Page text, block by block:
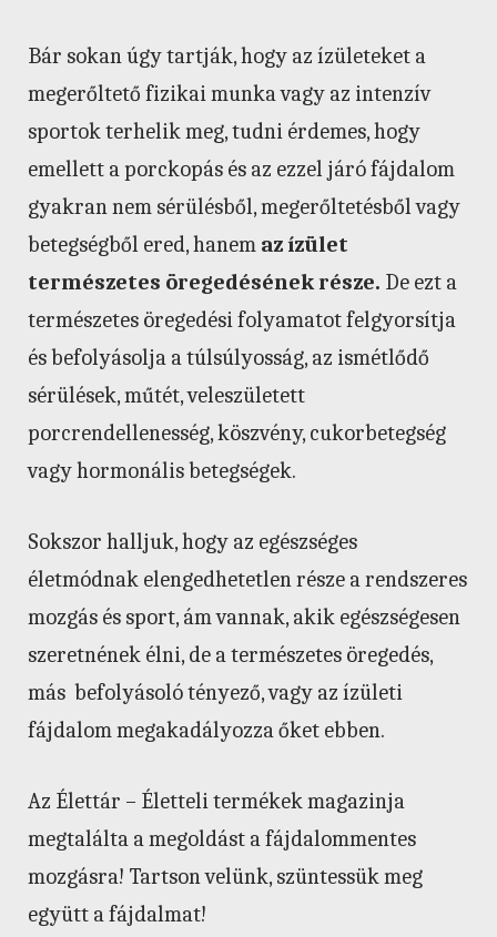
Bár sokan úgy tartják, hogy az ízületeket a
megerőltető fizikai munka vagy az intenzív
sportok terhelik meg, tudni érdemes, hogy
emellett a porckopás és az ezzel járó fájdalom
gyakran nem sérülésből, megerőltetésből vagy
betegségből ered, hanem az ízület
természetes öregedésének része. De ezt a
természetes öregedési folyamatot felgyorsítja
és befolyásolja a túlsúlyosság, az ismétlődő
sérülések, műtét, veleszületett
porcrendellenesség, köszvény, cukorbetegség
vagy hormonális betegségek.
Sokszor halljuk, hogy az egészséges
életmódnak elengedhetetlen része a rendszeres
mozgás és sport, ám vannak, akik egészségesen
szeretnének élni, de a természetes öregedés,
más befolyásoló tényező, vagy az ízületi
fájdalom megakadályozza őket ebben.
Az Élettár – Életteli termékek magazinja
megtalálta a megoldást a fájdalommentes
mozgásra! Tartson velünk, szüntessük meg
együtt a fájdalmat!